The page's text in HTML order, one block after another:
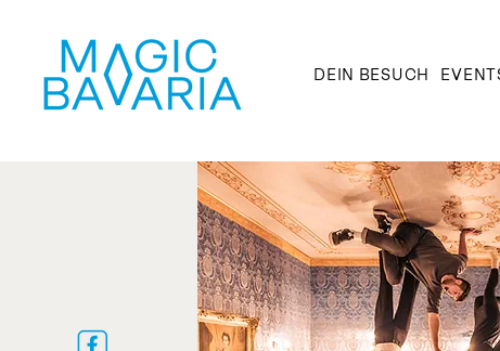
DEIN BESUCH